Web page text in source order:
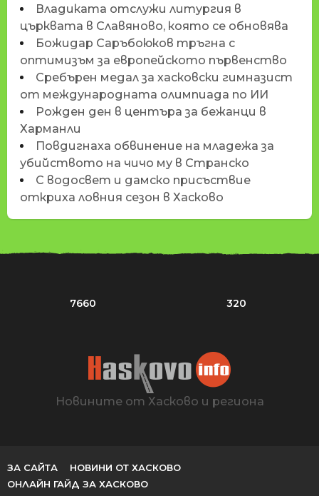
Владиката отслужи литургия в
църквата в Славяново, която се обновява
Божидар Саръбоюков тръгна с
оптимизъм за европейското първенство
Сребърен медал за хасковски гимназист
от международната олимпиада по ИИ
Рожден ден в центъра за бежанци в
Харманли
Повдигнаха обвинение на младежа за
убийството на чичо му в Странско
С водосвет и дамско присъствие
откриха ловния сезон в Хасково
7660 320
Новините от Хасково и региона
ЗА САЙТА
НОВИНИ ОТ ХАСКОВО
ОНЛАЙН ГАЙД ЗА ХАСКОВО